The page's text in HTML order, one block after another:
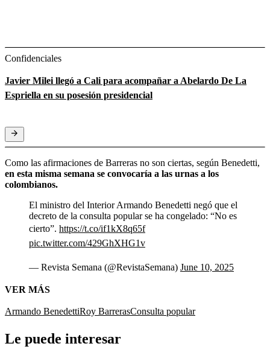
Confidenciales
Javier Milei llegó a Cali para acompañar a Abelardo De La
Espriella en su posesión presidencial
Como las afirmaciones de Barreras no son ciertas, según Benedetti,
en esta misma semana se convocaría a las urnas a los
colombianos.
El ministro del Interior Armando Benedetti negó que el
decreto de la consulta popular se ha congelado: “No es
cierto”. https://t.co/if1kX8q65f
pic.twitter.com/429GhXHG1v
— Revista Semana (@RevistaSemana) June 10, 2025
VER MÁS
Armando BenedettiRoy BarrerasConsulta popular
Le puede interesar